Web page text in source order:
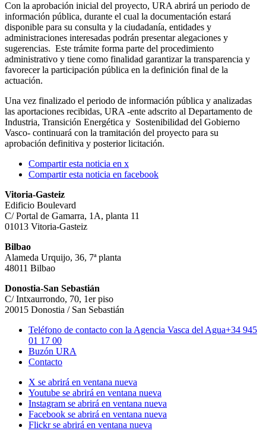
Con la aprobación inicial del proyecto, URA abrirá un periodo de
información pública, durante el cual la documentación estará
disponible para su consulta y la ciudadanía, entidades y
administraciones interesadas podrán presentar alegaciones y
sugerencias. Este trámite forma parte del procedimiento
administrativo y tiene como finalidad garantizar la transparencia y
favorecer la participación pública en la definición final de la
actuación.
Una vez finalizado el periodo de información pública y analizadas
las aportaciones recibidas, URA -ente adscrito al Departamento de
Industria, Transición Energética y Sostenibilidad del Gobierno
Vasco- continuará con la tramitación del proyecto para su
aprobación definitiva y posterior licitación.
Compartir esta noticia en x
Compartir esta noticia en facebook
Vitoria-Gasteiz
Edificio Boulevard
C/ Portal de Gamarra, 1A, planta 11
01013 Vitoria-Gasteiz
Bilbao
Alameda Urquijo, 36, 7ª planta
48011 Bilbao
Donostia-San Sebastián
C/ Intxaurrondo, 70, 1er piso
20015 Donostia / San Sebastián
Teléfono de contacto con la Agencia Vasca del Agua+34 945
01 17 00
Buzón URA
Contacto
X se abrirá en ventana nueva
Youtube se abrirá en ventana nueva
Instagram se abrirá en ventana nueva
Facebook se abrirá en ventana nueva
Flickr se abrirá en ventana nueva